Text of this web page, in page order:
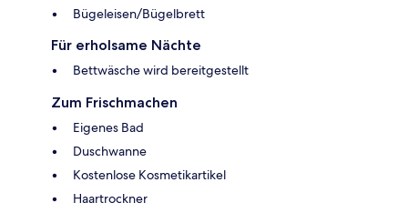
Bügeleisen/Bügelbrett
Für erholsame Nächte
Bettwäsche wird bereitgestellt
Zum Frischmachen
Eigenes Bad
Duschwanne
Kostenlose Kosmetikartikel
Haartrockner